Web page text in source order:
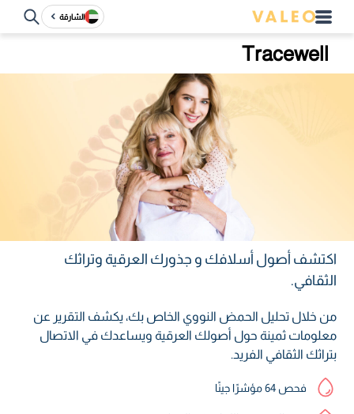
الشارقة
Tracewell
اكتشف أصول أسلافك و جذورك العرقية وتراثك
الثقافي.
من خلال تحليل الحمض النووي الخاص بك، يكشف التقرير عن
معلومات ثمينة حول أصولك العرقية ويساعدك في الاتصال
بتراثك الثقافي الفريد.
فحص 64 مؤشرًا جينًا